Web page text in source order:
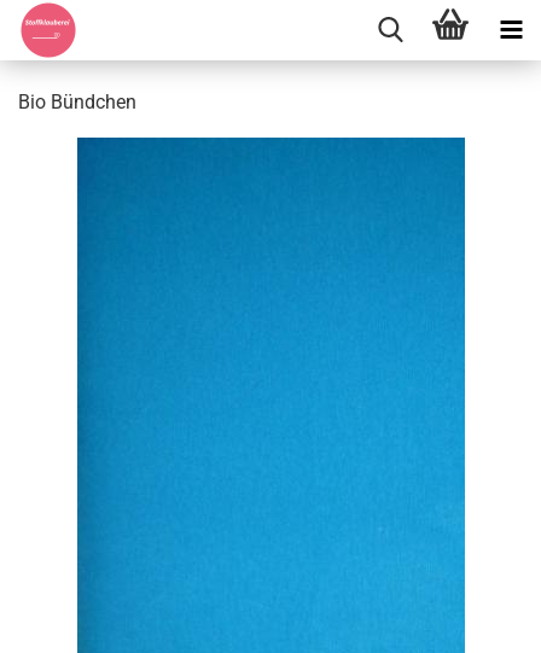
Bio Bündchen